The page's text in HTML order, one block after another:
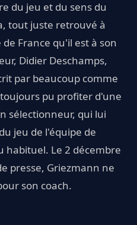
du jeu et du sens du
tout juste retrouvé à
France qu'il est à son
Didier Deschamps,
par beaucoup comme
pu profiter d'une
sélectionneur, qui lui
jeu de l'équipe de
habituel. Le 2 décembre
presse, Griezmann ne
son coach.